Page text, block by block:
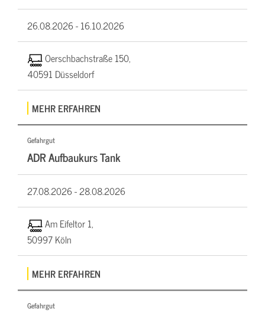
26.08.2026 -16.10.2026
Oerschbachstraße 150,
40591 Düsseldorf
MEHR ERFAHREN
Gefahrgut
ADR Aufbaukurs Tank
27.08.2026 -28.08.2026
Am Eifeltor 1,
50997 Köln
MEHR ERFAHREN
Gefahrgut